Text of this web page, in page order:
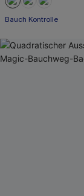
Bauch Kontrolle